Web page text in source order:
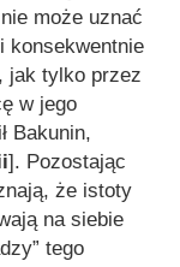
może uznać
konsekwentnie
jak tylko przez
w jego
Bakunin,
]. Pozostając
że istoty
na siebie
tego